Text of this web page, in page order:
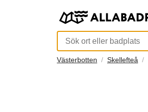
Västerbotten Skellefteå